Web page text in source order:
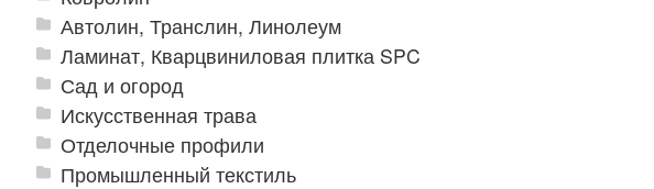
Автолин, Транслин, Линолеум
Ламинат, Кварцвиниловая плитка SPC
Сад и огород
Искусственная трава
Отделочные профили
Промышленный текстиль